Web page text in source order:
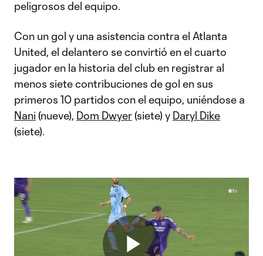
peligrosos del equipo.
Con un gol y una asistencia contra el Atlanta
United, el delantero se convirtió en el cuarto
jugador en la historia del club en registrar al
menos siete contribuciones de gol en sus
primeros 10 partidos con el equipo, uniéndose a
Nani (nueve), Dom Dwyer(siete) y Daryl Dike
(siete).